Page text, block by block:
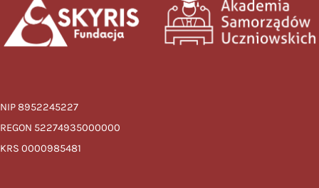
NIP 8952245227
REGON 52274935000000
KRS 0000985481